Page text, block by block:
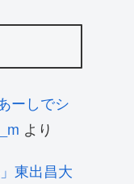
ーしでシ
より
東出昌大